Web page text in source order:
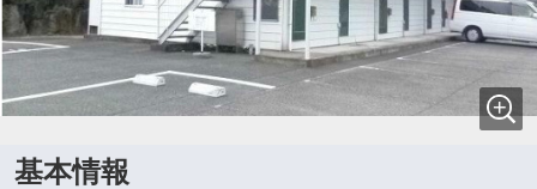
基本情報